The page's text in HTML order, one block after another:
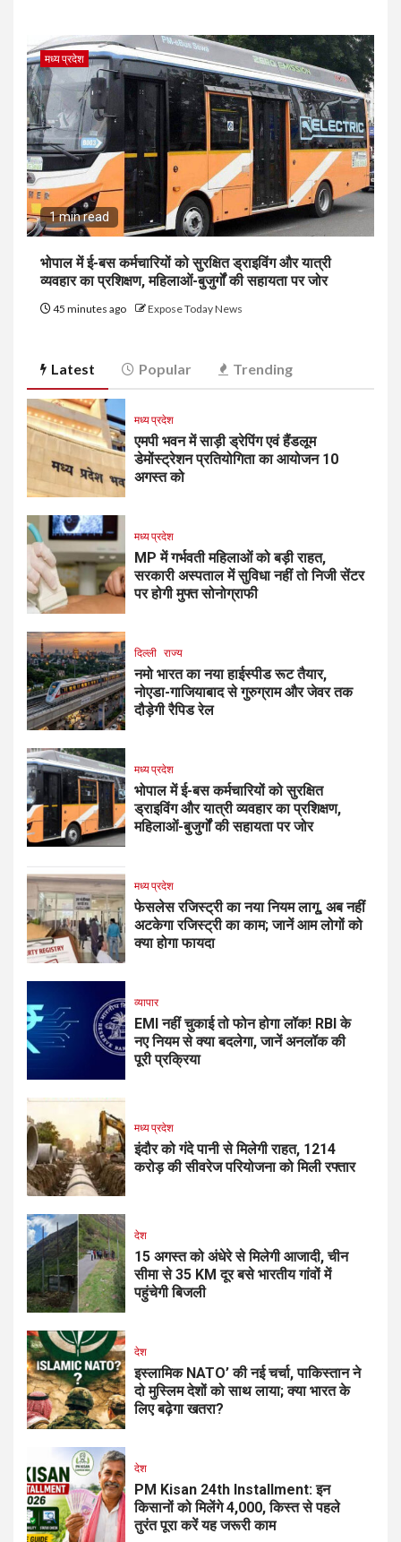
मध्य प्रदेश
1 min read
भोपाल में ई-बस कर्मचारियों को सुरक्षित ड्राइविंग और यात्री
व्यवहार का प्रशिक्षण, महिलाओं-बुजुर्गों की सहायता पर जोर
45 minutes ago Expose Today News
Latest Popular Trending
मध्य प्रदेश
एमपी भवन में साड़ी ड्रेपिंग एवं हैंडलूम
डेमोंस्ट्रेशन प्रतियोगिता का आयोजन 10
अगस्त को
मध्य प्रदेश
MP में गर्भवती महिलाओं को बड़ी राहत,
सरकारी अस्पताल में सुविधा नहीं तो निजी सेंटर
पर होगी मुफ्त सोनोग्राफी
दिल्ली राज्य
नमो भारत का नया हाईस्पीड रूट तैयार,
नोएडा-गाजियाबाद से गुरुग्राम और जेवर तक
दौड़ेगी रैपिड रेल
मध्य प्रदेश
भोपाल में ई-बस कर्मचारियों को सुरक्षित
ड्राइविंग और यात्री व्यवहार का प्रशिक्षण,
महिलाओं-बुजुर्गों की सहायता पर जोर
मध्य प्रदेश
फेसलेस रजिस्ट्री का नया नियम लागू, अब नहीं
अटकेगा रजिस्ट्री का काम; जानें आम लोगों को
क्या होगा फायदा
व्यापार
EMI नहीं चुकाई तो फोन होगा लॉक! RBI के
नए नियम से क्या बदलेगा, जानें अनलॉक की
पूरी प्रक्रिया
मध्य प्रदेश
इंदौर को गंदे पानी से मिलेगी राहत, ₹1214
करोड़ की सीवरेज परियोजना को मिली रफ्तार
देश
15 अगस्त को अंधेरे से मिलेगी आजादी, चीन
सीमा से 35 KM दूर बसे भारतीय गांवों में
पहुंचेगी बिजली
देश
इस्लामिक NATO’ की नई चर्चा, पाकिस्तान ने
दो मुस्लिम देशों को साथ लाया; क्या भारत के
लिए बढ़ेगा खतरा?
देश
PM Kisan 24th Installment: इन
किसानों को मिलेंगे ₹4,000, किस्त से पहले
तुरंत पूरा करें यह जरूरी काम